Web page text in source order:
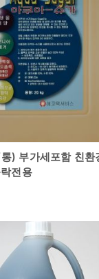
) 부가세포함 친환
전용